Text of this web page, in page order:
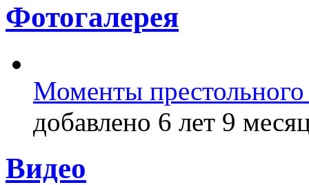
Фотогалерея
Моменты
добавлено 6 лет 9
Видео